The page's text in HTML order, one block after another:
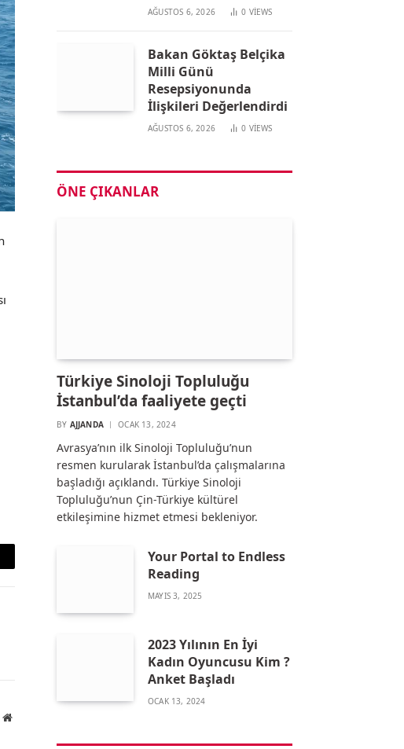
Website
AĞUSTOS 6, 2026 0 VIEWS
Bakan Göktaş Belçika
Milli Günü
Resepsiyonunda
İlişkileri Değerlendirdi
AĞUSTOS 6, 2026 0 VIEWS
ÖNE ÇIKANLAR
Türkiye Sinoloji Topluluğu
İstanbul’da faaliyete geçti
BY AJJANDA OCAK 13, 2024
Avrasya’nın ilk Sinoloji Topluluğu’nun
resmen kurularak İstanbul’da çalışmalarına
başladığı açıklandı. Türkiye Sinoloji
Topluluğu’nun Çin-Türkiye kültürel
etkileşimine hizmet etmesi bekleniyor.
Your Portal to Endless
Reading
MAYIS 3, 2025
2023 Yılının En İyi
Kadın Oyuncusu Kim ?
Anket Başladı
OCAK 13, 2024